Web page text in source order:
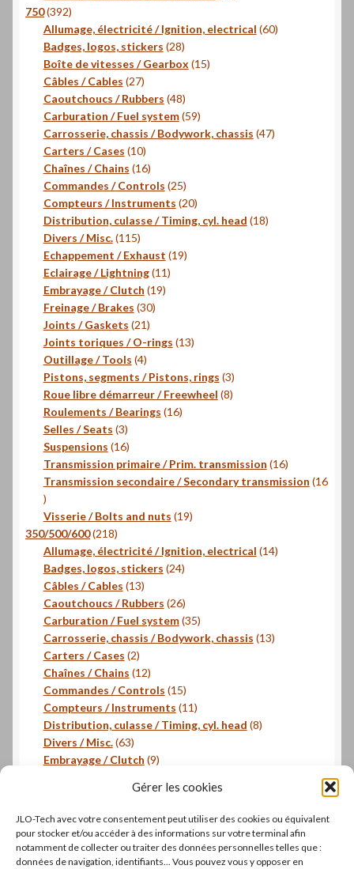
Gérer les cookies
JLO-Tech avec votre consentement peut utiliser des cookies ou équivalent
pour stocker et/ou accéder à des informations sur votre terminal afin
notamment de collecter ou traiter des données personnelles telles que :
données de navigation, identifiants... Vous pouvez vous y opposer en
750 392392
produits
Allumage, électricité / Ignition, electrical 6060
Badges, logos, stickers 2828
produits
Boîte de vitesses / Gearbox 1515
Câbles / Cables 2727
produits
Caoutchoucs / Rubbers 4848
produits
Carburation / Fuel system 5959
produits
Carrosserie, chassis / Bodywork, chassis 4747
Carters / Cases 1010
produits
Chaînes / Chains 1616
produits
Commandes / Controls 2525
produits
Compteurs / Instruments 2020
produits
Distribution, culasse / Timing, cyl. head 1818
Divers / Misc. 115115
produits
Echappement / Exhaust 1919
Eclairage / Lightning 1111
Embrayage / Clutch 1919
Freinage / Brakes 3030
Joints / Gaskets 2121
produits
Joints toriques / O-rings 1313
Outillage / Tools 44
produits
Pistons, segments / Pistons, rings 33
produits
Roue libre démarreur / Freewheel 88
Roulements / Bearings 1616
Selles / Seats 33
produits
Suspensions 1616
produits
Transmission primaire / Prim. transmission 1616
produits
Transmission secondaire / Secondary transmission 16
16
produits
Visserie / Bolts and nuts 1919
350/500/600 218218
produits
Allumage, électricité / Ignition, electrical 1414
Badges, logos, stickers 2424
Câbles / Cables 1313
produits
Caoutchoucs / Rubbers 2626
produits
Carburation / Fuel system 3535
produits
Carrosserie, chassis / Bodywork, chassis 1313
Carters / Cases 22
produits
Chaînes / Chains 1212
produits
Commandes / Controls 1515
produits
Compteurs / Instruments 1111
produits
Distribution, culasse / Timing, cyl. head 88
Divers / Misc. 6363
produits
Embrayage / Clutch 99
produits
1818
produits
Pistons, segments / Pistons, rings 3
produits
- Roulements / Bearings 22
produits
Transmission primaire / Primary transmission 11